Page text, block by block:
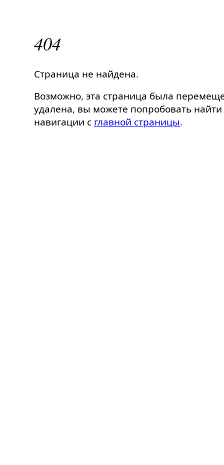
404
Страница не найдена.
Возможно, эта страница была
удалена, вы можете попробовать
навигации с главной страницы.